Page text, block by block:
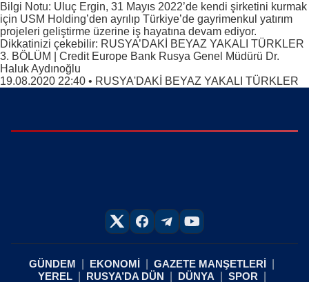
Bilgi Notu: Uluç Ergin, 31 Mayıs 2022’de kendi şirketini kurmak
için USM Holding’den ayrılıp Türkiye’de gayrimenkul yatırım
projeleri geliştirme üzerine iş hayatına devam ediyor.
Dikkatinizi çekebilir: RUSYA’DAKİ BEYAZ YAKALI TÜRKLER
3. BÖLÜM | Credit Europe Bank Rusya Genel Müdürü Dr.
Haluk Aydınoğlu
19.08.2020 22:40 • RUSYA'DAKİ BEYAZ YAKALI TÜRKLER
GÜNDEM EKONOMİ
GAZETE MANŞETLERİ
YEREL
RUSYA’DA DÜN DÜNYA SPOR